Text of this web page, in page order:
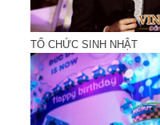
TỔ CHỨC SINH NHẬT